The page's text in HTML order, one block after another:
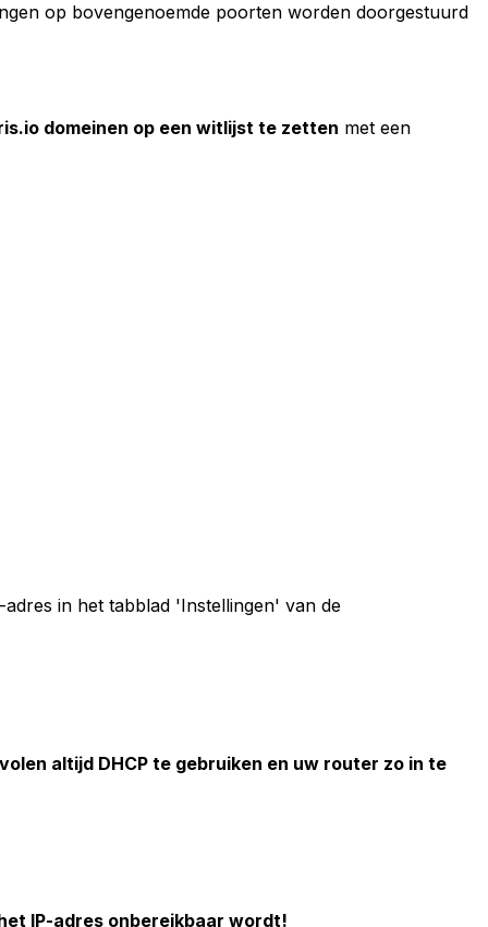
op bovengenoemde poorten worden doorgestuurd
domeinen op een witlijst te zetten met een
in het tabblad 'Instellingen' van de
altijd DHCP te gebruiken en uw router zo in te
IP-adres onbereikbaar wordt!